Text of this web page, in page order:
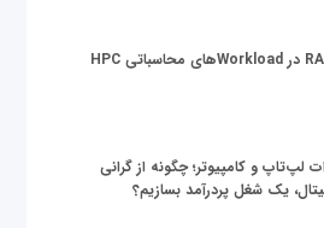
لپ‌تاپ و کامپیوتر؛ چگونه از گرانی
یک شغل پردرآمد بسازیم؟